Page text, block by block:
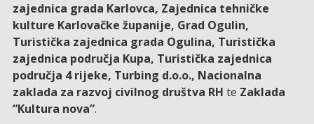
zajednica grada Karlovca, Zajednica tehničke
kulture Karlovačke županije, Grad Ogulin,
Turistička zajednica grada Ogulina, Turistička
zajednica područja Kupa, Turistička zajednica
područja 4 rijeke, Turbing d.o.o., Nacionalna
zaklada za razvoj civilnog društva RH te Zaklada
“Kultura nova”.